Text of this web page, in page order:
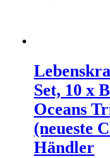
Set, 10 x
Oceans
(neueste
Händler